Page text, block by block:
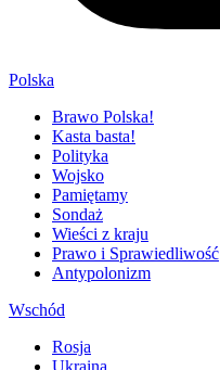
Polska
Brawo Polska!
Kasta basta!
Polityka
Wojsko
Pamiętamy
Sondaż
Wieści z kraju
Prawo i Sprawiedliwość
Antypolonizm
Wschód
Rosja
Ukraina